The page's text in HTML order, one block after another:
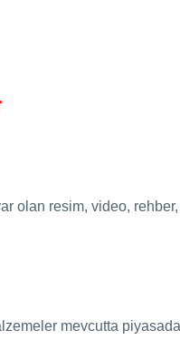
olan resim, video,
mevcutta